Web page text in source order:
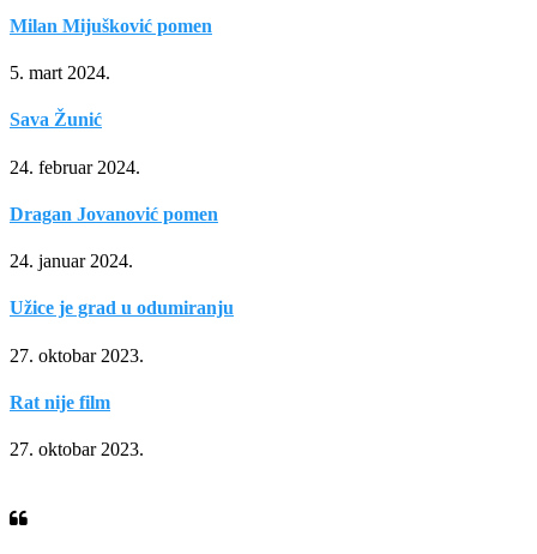
Milan Mijušković pomen
5. mart 2024.
Sava Žunić
24. februar 2024.
Dragan Jovanović pomen
24. januar 2024.
Užice je grad u odumiranju
27. oktobar 2023.
Rat nije film
27. oktobar 2023.